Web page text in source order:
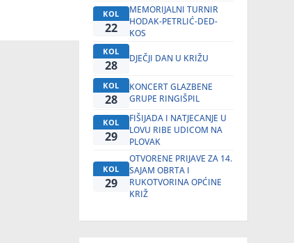
KOL
22
MEMORIJALNI TURNIR
HODAK-PETRLIĆ-DED-
KOS
KOL
28 DJEČJI DAN U KRIŽU
KOL
28
KONCERT GLAZBENE
GRUPE RINGIŠPIL
KOL
29
FIŠIJADA I NATJECANJE U
LOVU RIBE UDICOM NA
PLOVAK
KOL
29
OTVORENE PRIJAVE ZA 14.
SAJAM OBRTA I
RUKOTVORINA OPĆINE
KRIŽ